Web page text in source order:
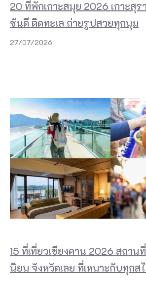
20 ที่พักเกาะสมุย 2026 เกาะสุร
ชันดี ติดทะเล ถ่ายรูปสวยทุกมุม
27/07/2026
15 ที่เที่ยวเชียงคาน 2026 สถาน
นิยม จังหวัดเลย ที่เหมาะกับทุกส